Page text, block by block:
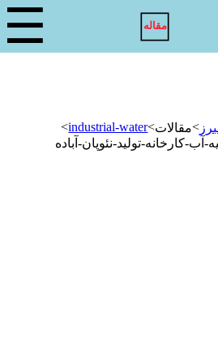
مقاله ☰
>مقالات>
industrial-water
>
آب-کارخانه-تولید-نئوپان-آباده